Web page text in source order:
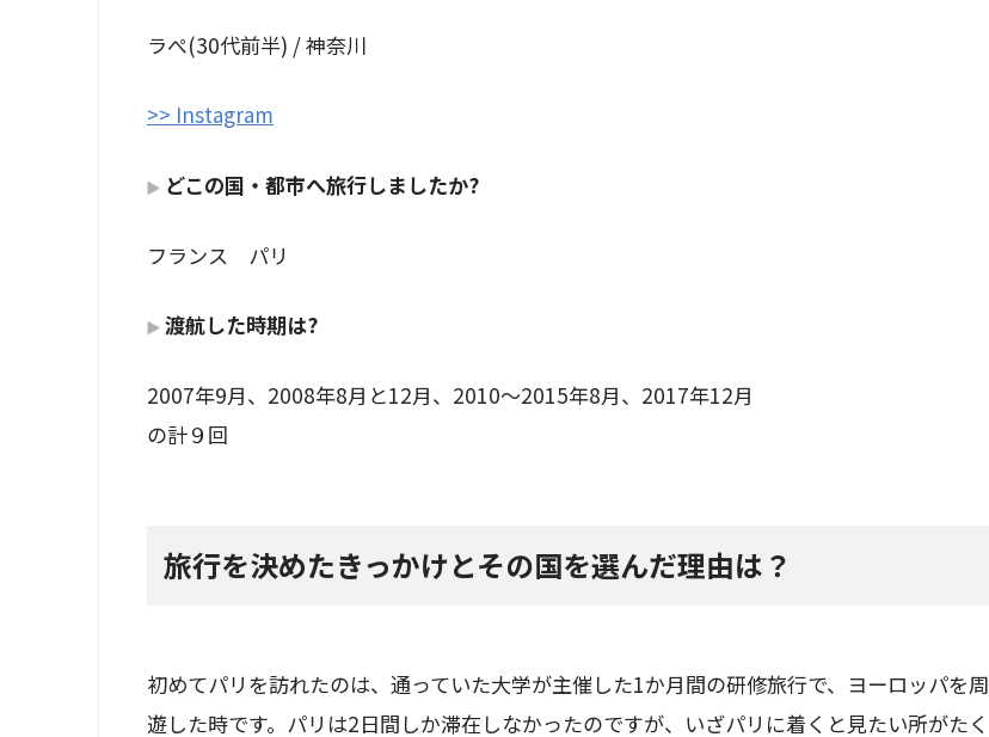
ラぺ(30代前半) / 神奈川
>> Instagram
どこの国・都市へ旅行しましたか?
フランス パリ
渡航した時期は?
2007年9月、2008年8月と12月、2010〜2015年8月、2017年12月
の計９回
旅行を決めたきっかけとその国を選んだ理由は？
初めてパリを訪れたのは、通っていた大学が主催した1か月間の研修旅行で、ヨーロッパを周
遊した時です。パリは2日間しか滞在しなかったのですが、いざパリに着くと見たい所がたく